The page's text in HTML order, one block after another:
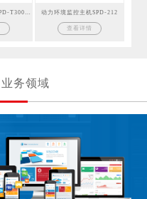
动力环境监控主机SPD-212
查看详情
业务领域